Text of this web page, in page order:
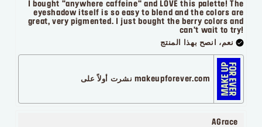
I bought "anywhere caffeine" and LOVE this palette! The
eyeshadow itself is so easy to blend and the colors are
great, very pigmented. I just bought the berry colors and
can't wait to try!
نعم، انصح بهذا المنتج
makeupforever.com نشرت أولاً على
AGrace